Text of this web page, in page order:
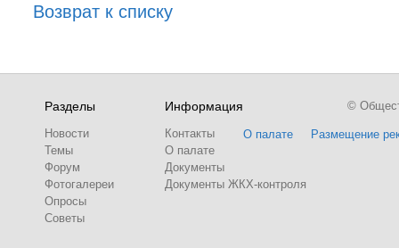
Возврат к списку
Разделы
Новости
Темы
Форум
Фотогалереи
Опросы
Советы
Информация
Контакты
О палате
Документы
Документы ЖКХ-контроля
О палате Размещение
©